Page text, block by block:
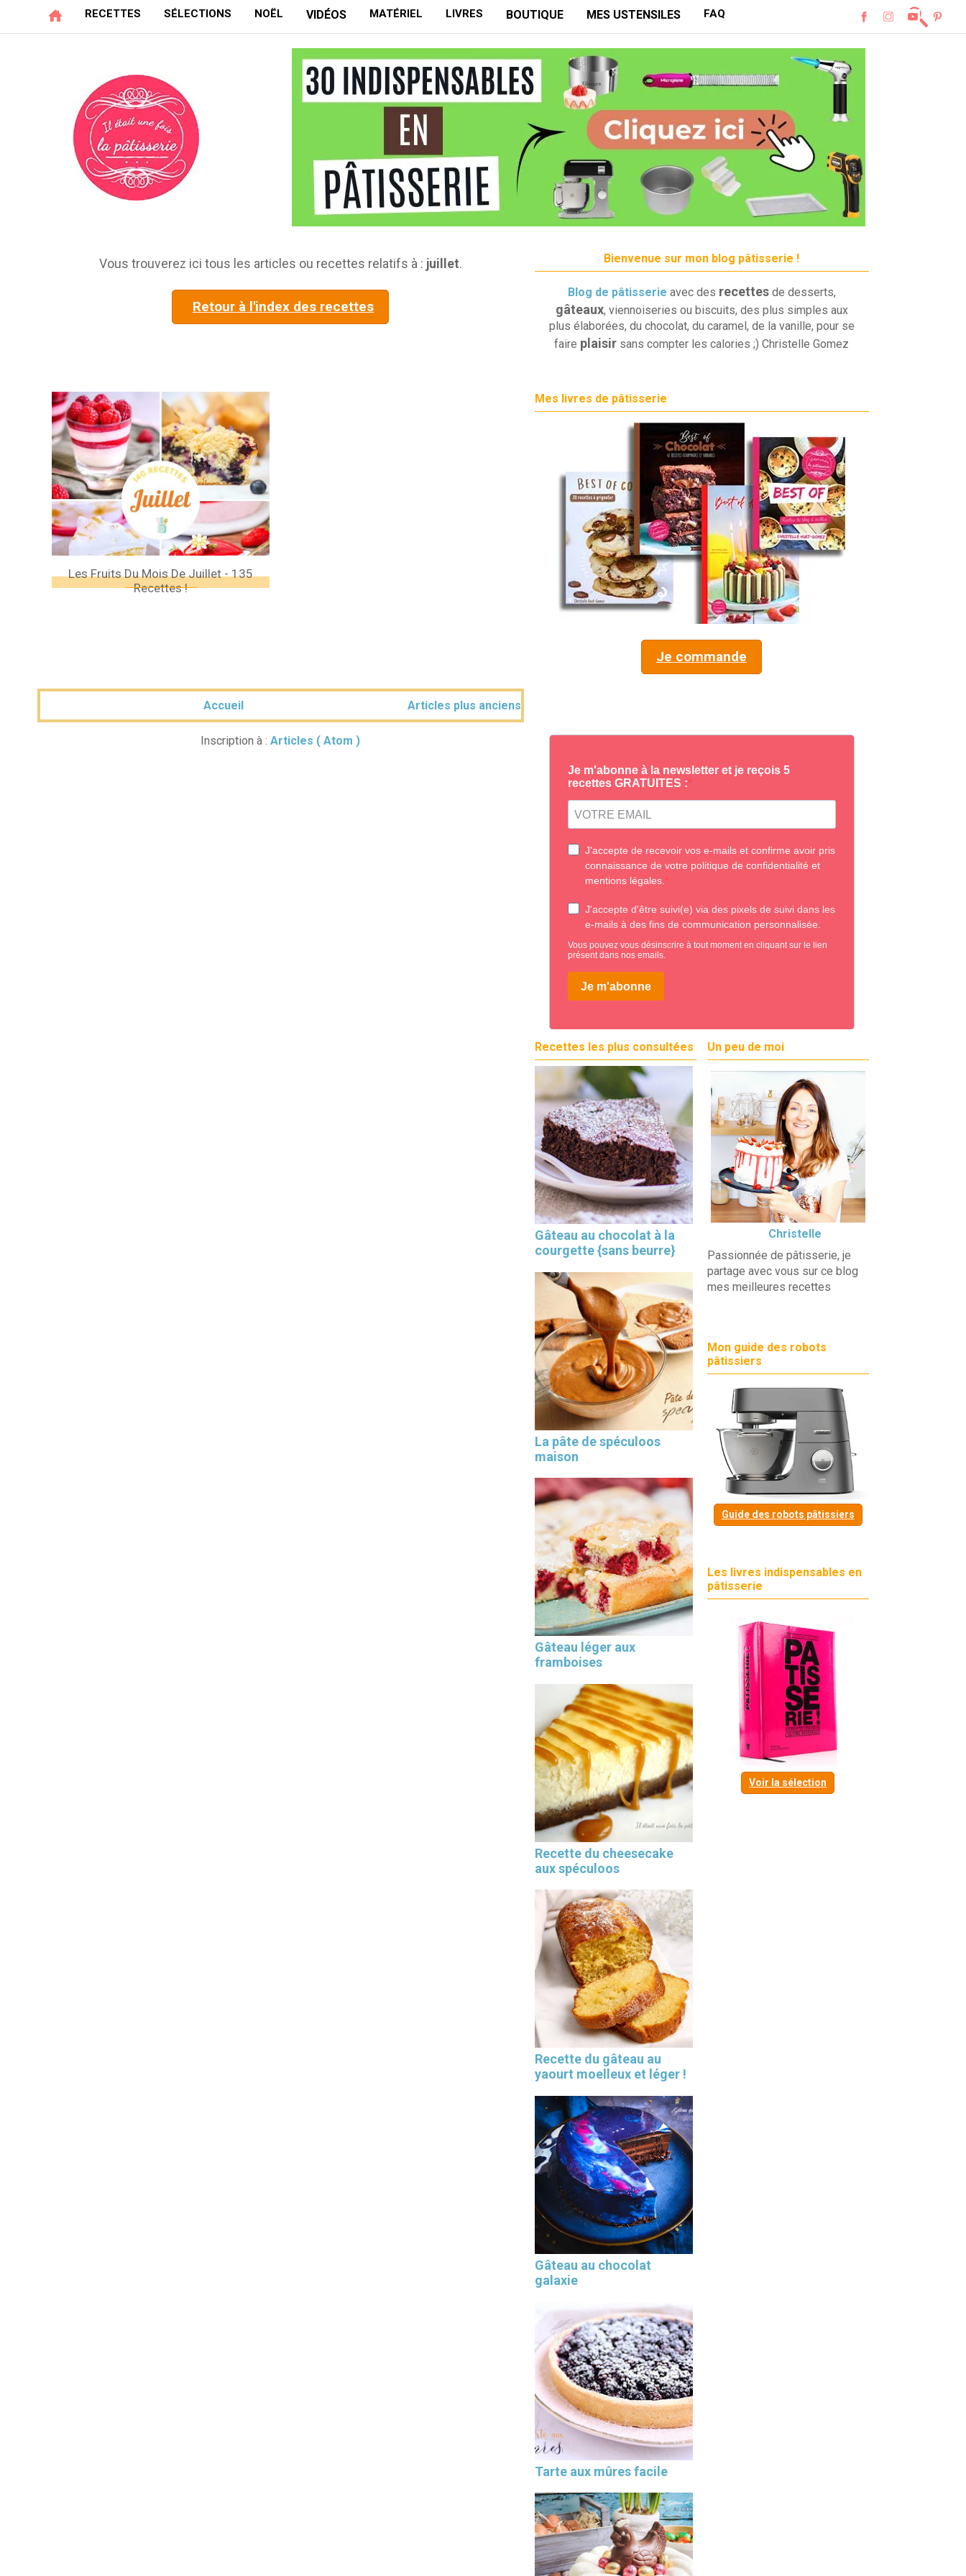
RECETTES SÉLECTIONS NOËL VIDÉOS MATÉRIEL LIVRES BOUTIQUE MES USTENSILES FAQ
Vous trouverez ici tous les articles ou recettes relatifs à : juillet.
Retour à l'index des recettes
Les Fruits Du Mois De Juillet - 135
Recettes !
Articles plus anciens
Accueil
Inscription à :Articles ( Atom )
Bienvenue sur mon blog pâtisserie !
Blog de pâtisserie avec des recettes de desserts,
gâteaux, viennoiseries ou biscuits, des plus simples aux
plus élaborées, du chocolat, du caramel, de la vanille, pour se
faire plaisir sans compter les calories ;) Christelle Gomez
Mes livres de pâtisserie
Je commande
Recettes les plus consultées
Gâteau au chocolat à la
courgette {sans beurre}
La pâte de spéculoos
maison
Gâteau léger aux
framboises
Recette du cheesecake
aux spéculoos
Recette du gâteau au
yaourt moelleux et léger !
Gâteau au chocolat
galaxie
Tarte aux mûres facile
Un peu de moi
Christelle
Passionnée de pâtisserie, je
partage avec vous sur ce blog
mes meilleures recettes
Mon guide des robots
pâtissiers
Guide des robots pâtissiers
Les livres indispensables en
pâtisserie
Voir la sélection
×
Les 30 outils indispensables
EN PÂTISSERIE